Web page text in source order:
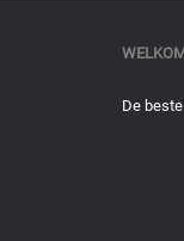
De beste